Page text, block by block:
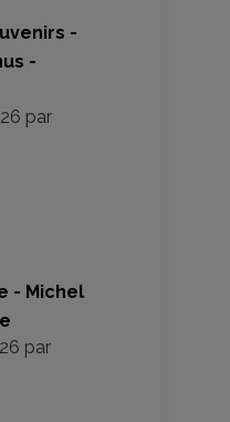
-
-
par
- Michel
par